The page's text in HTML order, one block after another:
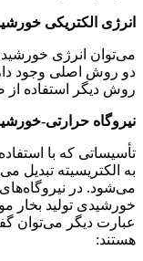
خورشیدی
خورشیدی را به
وجود دارد. یک
استفاده از صفحات
حرارتی-خورشیدی
که با استفاده از
تبدیل می‌شود،
نیروگاه‌های
بخار مورد نیاز
می‌توان گفت که